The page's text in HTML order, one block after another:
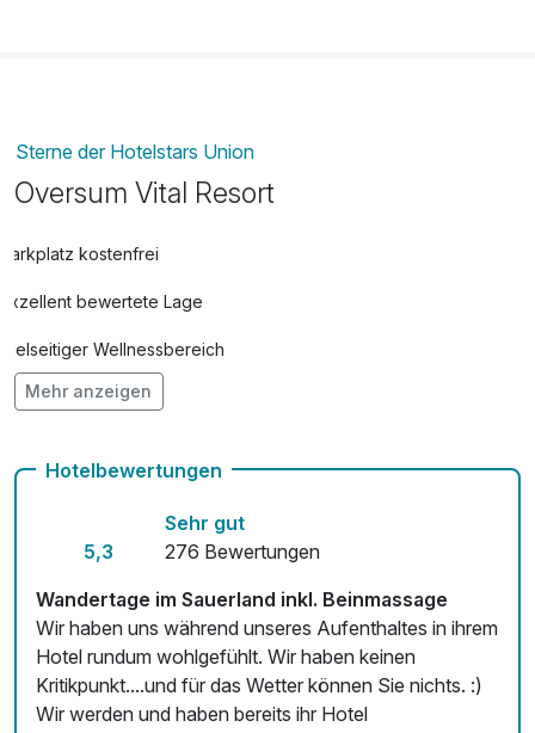
Sterne der Hotelstars Union
Oversum Vital Resort
Parkplatz kostenfrei
Exzellent bewertete Lage
Vielseitiger Wellnessbereich
Hunde im Hotel erlaubt für 20,00 € pro Person / Nacht
Fitnessgeräte stehen bereit
Kostenloses W-LAN
Zimmerservice verfügbar
Mit Hotelbar
Mehr anzeigen
Hotelbewertungen
5,3
Sehr gut
276 Bewertungen
Wandertage im Sauerland inkl. Beinmassage
Wir haben uns während unseres Aufenthaltes in ihrem
Hotel rundum wohlgefühlt. Wir haben keinen
Kritikpunkt....und für das Wetter können Sie nichts. :)
Wir werden und haben bereits ihr Hotel